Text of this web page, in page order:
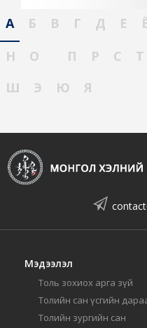
А Б В Г Д Е Ё
Н
О П Р С Т
Ш
Э Ю Я
Мэдээлэл
Толь зохиох арга зүй
Толийн сан үсгийн
Толийн зургийн сан